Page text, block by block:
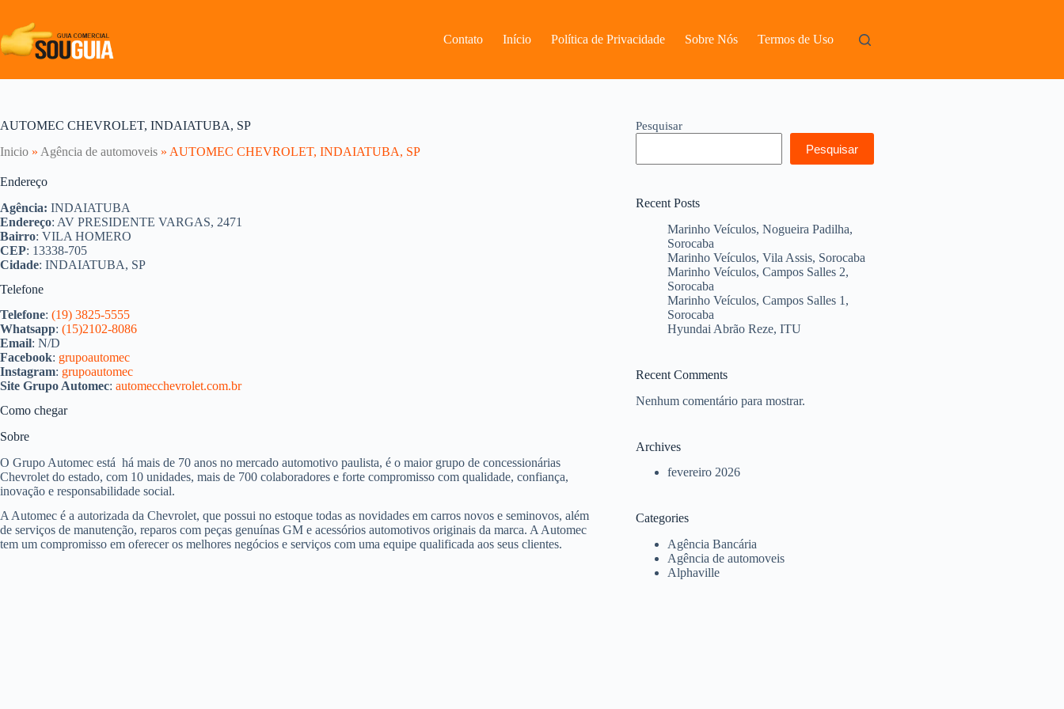
o
conteúdo
Contato Início Política de Privacidade Sobre Nós Termos de Uso
AUTOMEC CHEVROLET, INDAIATUBA, SP
Inicio » Agência de automoveis » AUTOMEC CHEVROLET, INDAIATUBA, SP
Endereço
Agência: INDAIATUBA
Endereço: AV PRESIDENTE VARGAS, 2471
Bairro: VILA HOMERO
CEP: 13338-705
Cidade: INDAIATUBA, SP
Telefone
Telefone: (19) 3825-5555
Whatsapp: (15)2102-8086
Email: N/D
Facebook: grupoautomec
Instagram: grupoautomec
Site Grupo Automec: automecchevrolet.com.br
Como chegar
Sobre
O Grupo Automec está há mais de 70 anos no mercado automotivo paulista, é o maior grupo de concessionárias
Chevrolet do estado, com 10 unidades, mais de 700 colaboradores e forte compromisso com qualidade, confiança,
inovação e responsabilidade social.
A Automec é a autorizada da Chevrolet, que possui no estoque todas as novidades em carros novos e seminovos, além
de serviços de manutenção, reparos com peças genuínas GM e acessórios automotivos originais da marca. A Automec
tem um compromisso em oferecer os melhores negócios e serviços com uma equipe qualificada aos seus clientes.
Pesquisar
Pesquisar
Recent Posts
Marinho Veículos, Nogueira Padilha,
Sorocaba
Marinho Veículos, Vila Assis, Sorocaba
Marinho Veículos, Campos Salles 2,
Sorocaba
Marinho Veículos, Campos Salles 1,
Sorocaba
Hyundai Abrão Reze, ITU
Recent Comments
Nenhum comentário para mostrar.
Archives
fevereiro 2026
Categories
Agência Bancária
Agência de automoveis
Alphaville